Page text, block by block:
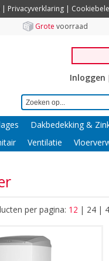
| Privacyverklaring |
Grote voorraad
Inloggen
Dakbedekking &
Ventilatie
per pagina: 12 | 24 |